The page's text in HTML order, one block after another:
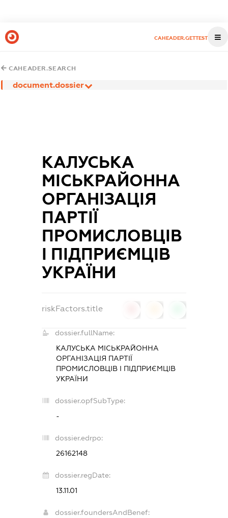
CAHEADER.GETTEST
CAHEADER.SEARCH
document.dossier
КАЛУСЬКА
МІСЬКРАЙОННА
ОРГАНІЗАЦІЯ
ПАРТІЇ
ПРОМИСЛОВЦІВ
І ПІДПРИЄМЦІВ
УКРАЇНИ
riskFactors.title
dossier.fullName:
КАЛУСЬКА МІСЬКРАЙОННА
ОРГАНІЗАЦІЯ ПАРТІЇ
ПРОМИСЛОВЦІВ І ПІДПРИЄМЦІВ
УКРАЇНИ
dossier.opfSubType:
-
dossier.edrpo:
26162148
dossier.regDate:
13.11.01
dossier.foundersAndBenef: